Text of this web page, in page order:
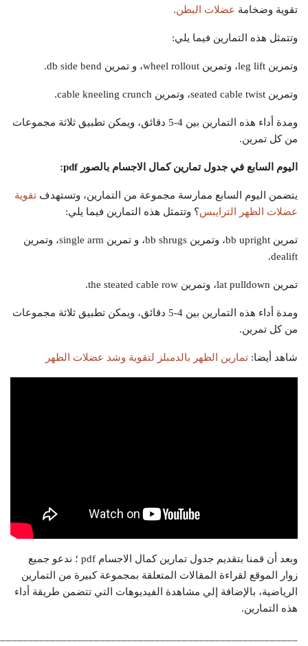
تقوية وضخامة عضلات البطن.
وتتمثل هذه التمارين فيما يلي:
وتمرين leg lift، وتمرين wheel rollout، و تمرين db side bend.
وتمرين seated cable twist، وتمرين cable kneeling crunch.
ومدة أداء هذه التمارين بين 4-5 دقائق، ويمكن تطبيق ثلاثة مجموعات
من كل تمرين.
اليوم السابع في جدول تمارين كمال الاجسام بالصورpdf
:
يتضمن اليوم السابع ممارسة مجموعة من التمارين، وتستهدف تقوية
عضلات الظهر الترايبس؟ وتتمثل هذه التمارين فيما يلي:
تمرين bb upright، وتمرين bb shrugs، و تمرين single arm، وتمرين
dealift.
تمرين lat pulldown، وتمرين the steated cable row.
ومدة أداء هذه التمارين بين 4-5 دقائق، ويمكن تطبيق ثلاثة مجموعات
من كل تمرين.
شاهد أيضا: تمارين الظهر بالدمبلز لتقوية وشد عضلات الظهر
وبعد أن قمنا بتقديم جدول تمارين كمال الاجسام pdf ؛ ندعو جميع
زوار الموقع لقراءة المقالات المتعلقة بمجموعة كبيرة من التمارين
الرياضية، بالإضافة إلي مشاهدة الفيديوهات التي تتضمن طريقة أداء
هذه التمارين.